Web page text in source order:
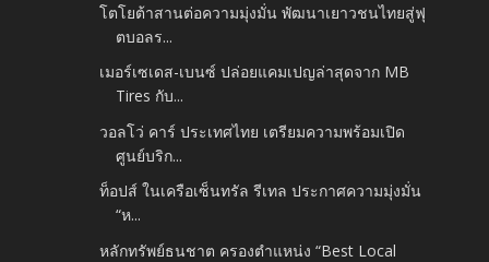
โตโยต้าสานต่อความมุ่งมั่น พัฒนาเยาวชนไทยสู่ฟุ
ตบอลร...
เมอร์เซเดส-เบนซ์ ปล่อยแคมเปญล่าสุดจาก MB
Tires กับ...
วอลโว่ คาร์ ประเทศไทย เตรียมความพร้อมเปิด
ศูนย์บริก...
ท็อปส์ ในเครือเซ็นทรัล รีเทล ประกาศความมุ่งมั่น
“ห...
หลักทรัพย์ธนชาต ครองตำแหน่ง “Best Local